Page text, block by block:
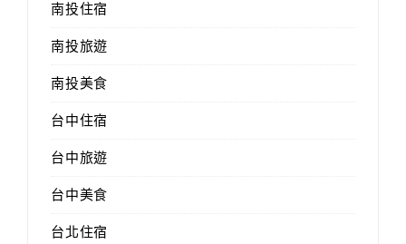
南投住宿
南投旅遊
南投美食
台中住宿
台中旅遊
台中美食
台北住宿